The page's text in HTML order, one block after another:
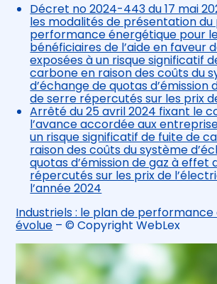
Décret no 2024-443 du 17 mai
les modalités de présentation du
performance énergétique pour
bénéficiaires de l’aide en faveur
exposées à un risque significatif
carbone en raison des coûts du
d’échange de quotas d’émission
de serre répercutés sur les prix
Arrêté du 25 avril 2024 fixant le
l’avance accordée aux
un risque significatif de fuite de
raison des coûts du système
quotas d’émission de gaz à effet
répercutés sur les prix de
l’année 2024
Industriels : le plan de
évolue – © Copyright WebLex